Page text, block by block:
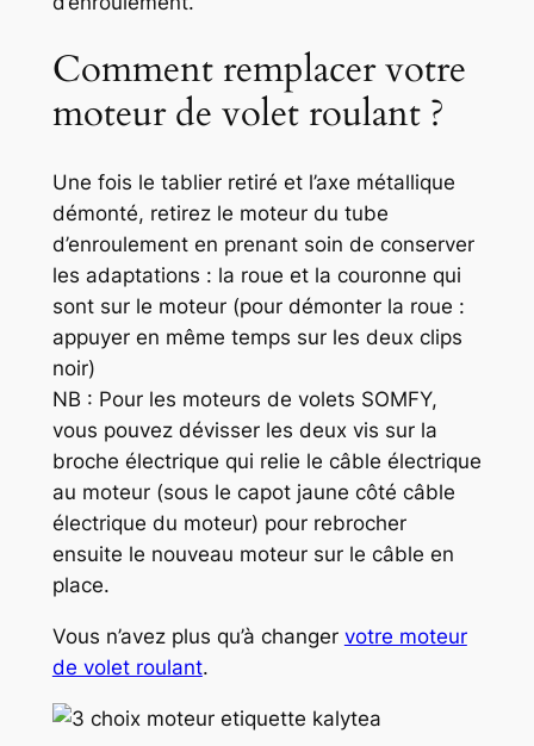
Comment remplacer votre
moteur de volet roulant ?
Une fois le tablier retiré et l’axe métallique
démonté, retirez le moteur du tube
d’enroulement en prenant soin de conserver
les adaptations : la roue et la couronne qui
sont sur le moteur (pour démonter la roue :
appuyer en même temps sur les deux clips
noir)
NB : Pour les moteurs de volets SOMFY,
vous pouvez dévisser les deux vis sur la
broche électrique qui relie le câble électrique
au moteur (sous le capot jaune côté câble
électrique du moteur) pour rebrocher
ensuite le nouveau moteur sur le câble en
place.
Vous n’avez plus qu’à changer votre moteur
de volet roulant.